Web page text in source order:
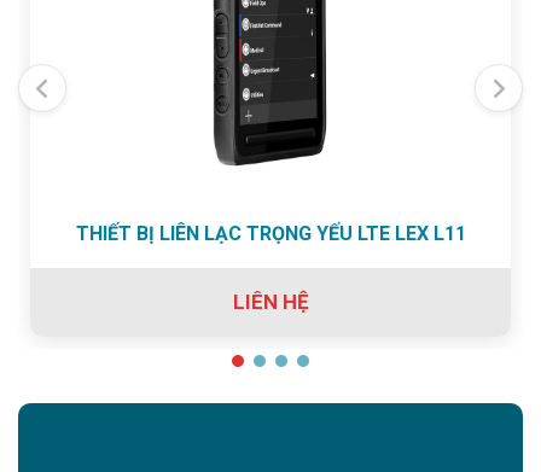
THIẾT BỊ LIÊN LẠC TRỌNG YẾU LTE LEX L11
LIÊN HỆ